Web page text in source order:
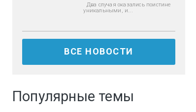
Два случая оказались поистине
уникальными, и...
ВСЕ НОВОСТИ
Популярные темы